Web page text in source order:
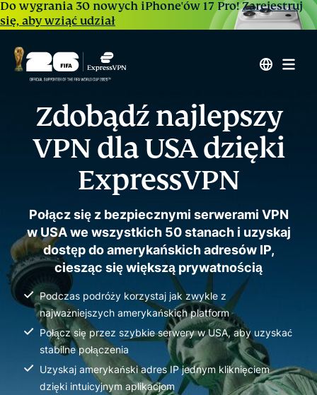
Do wygrania 30 nowych iPhone'ów 17 Pro!Zarejestruj
się, aby wziąć udział
Zdobądź najlepszy
VPN dla USA dzięki
ExpressVPN
Połącz się z bezpiecznymi serwerami VPN
w USA we wszystkich 50 stanach i uzyskaj
dostęp do amerykańskich adresów IP,
ciesząc się większą prywatnością
Podczas podróży korzystaj jak zwykle z
najważniejszych amerykańskich platform
Połącz się przez szybkie serwery w USA, aby uzyskać
stabilne połączenia
Uzyskaj amerykański adres IP jednym kliknięciem
dzięki intuicyjnym aplikacjom